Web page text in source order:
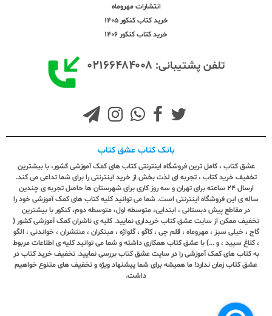
انتشارات مهروماه
خرید کتاب کنکور 1405
خرید کتاب کنکور 1406
تلفن پشتیبانی: ۰۲۱۶۶۴۸۴۰۰۸
بانک کتاب عشق کتاب
عشق کتاب ، کامل ترین فروشگاه اینترنتی کتاب های کمک آموزشی کشور، با بیشترین
تخفیف خرید کتاب ، تجربه ای لذت بخش از خرید اینترنتی را برای شما تداعی می کند.
ارسال ٢٤ ساعته برای تهران و سه روز کاری برای شهرستان ها حاصل تجربه ی چندین
ساله ی این فروشگاه اینترنتی است. شما می توانید کلیه کتاب های کمک آموزشی خود را
در مقاطع پیش دبستانی ، ابتدایی، متوسطه اول، متوسطه دوم، کنکور با بیشترین
تخفیف ممکن از سایت عشق کتاب خریداری نمایید. کلیه ی ناشران کمک آموزشی کشور (
گاج ، خیلی سبز ، مهروماه ، قلم چی ، کاگو ، گلواژه ، مبتکران ، منتشران ، خواندنی ، الگو
، کلاغ سپید ، و ...) با عشق کتاب همکاری داشته و شما می توانید کلیه ی اطلاعات مربوط
به کتاب های کمک آموزشی را در سایت عشق کتاب بررسی نمایید. تخفیف خرید کتاب در
عشق کتاب زمان ندارد! ما همیشه برای شما پیشنهاد ویژه و تخفیف های متنوع خواهیم
داشت.